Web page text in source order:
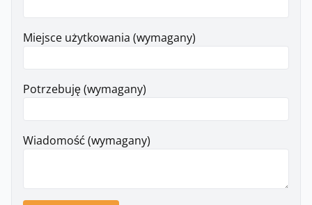
Miejsce użytkowania (wymagany)
Potrzebuję (wymagany)
Wiadomość (wymagany)